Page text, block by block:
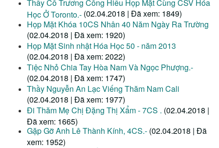
Thầy Cô Trương Công Hiếu Họp Mặt Cùng CSV Hóa
Học Ở Toronto.- (02.04.2018 | Đã xem: 1849)
Họp Mặt Khóa 10CS Nhân 40 Năm Ngày Ra Trường
(02.04.2018 | Đã xem: 1920)
Họp Mặt Sinh nhật Hóa Học 50 - năm 2013
(02.04.2018 | Đã xem: 2022)
Tiệc Nhỏ Chia Tay Hòa Nam Và Ngọc Phượng.-
(02.04.2018 | Đã xem: 1747)
Thầy Nguyễn An Lạc Viếng Thăm Nam Cali
(02.04.2018 | Đã xem: 1977)
Đi Thăm Mẹ Chị Đặng Thị Xẩm - 7CS . (02.04.2018 |
Đã xem: 1665)
Gặp Gỡ Anh Lê Thành Kính, 4CS.- (02.04.2018 | Đã
xem: 1952)